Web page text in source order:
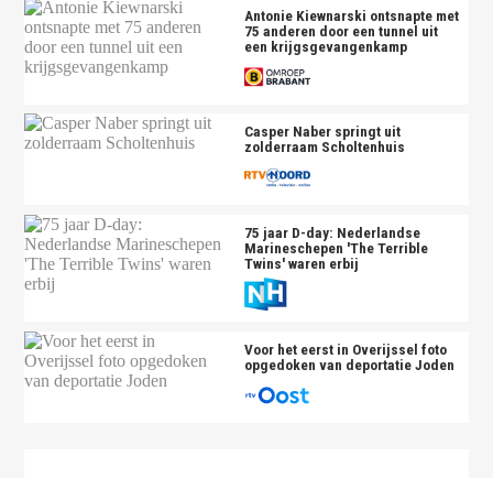
Antonie Kiewnarski ontsnapte met
75 anderen door een tunnel uit
een krijgsgevangenkamp
Casper Naber springt uit
zolderraam Scholtenhuis
75 jaar D-day: Nederlandse
Marineschepen 'The Terrible
Twins' waren erbij
Voor het eerst in Overijssel foto
opgedoken van deportatie Joden